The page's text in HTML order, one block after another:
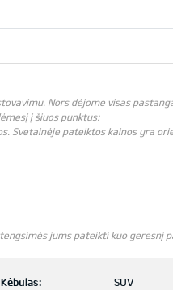
Nors dėjome visas
į šiuos punktus:
Svetainėje pateiktos kainos yra
jums pateikti kuo geresnį
Kėbulas:
SUV